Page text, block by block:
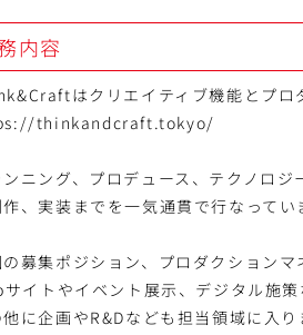
内容
はクリエイティブ機能とプロ
thinkandcraft.tokyo/
ンニング、プロデュース、テクノロ
作、実装までを一気通貫で行なってい
募集ポジション、プロダクション
サイトやイベント展示、デジタル施
に企画やR&Dなども担当領域に入り